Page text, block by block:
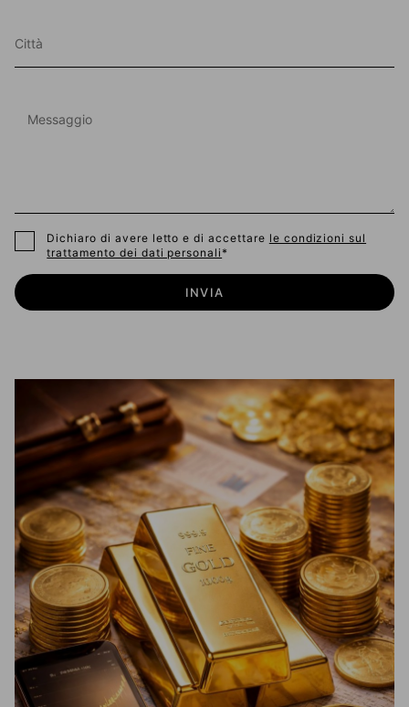
Dichiaro di avere letto e di accettare le condizioni sul
trattamento dei dati personali
INVIA